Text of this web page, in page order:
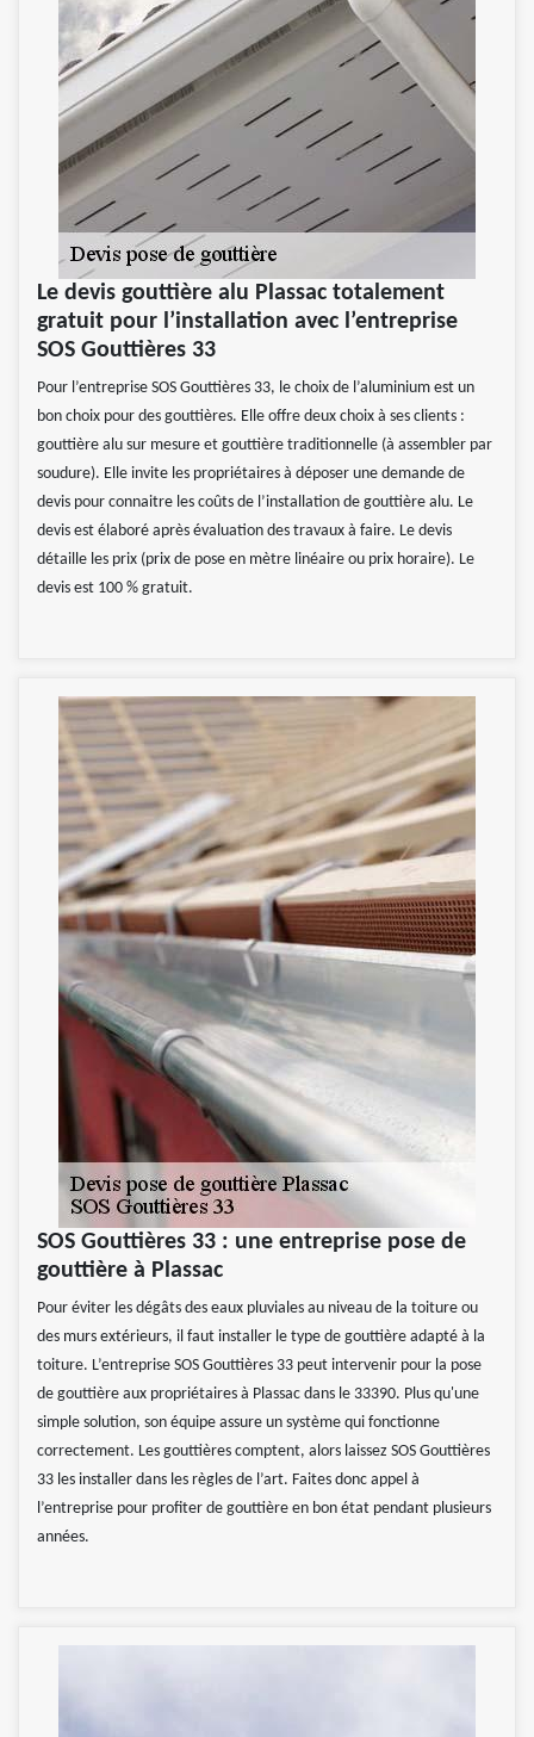
Le devis gouttière alu Plassac totalement
gratuit pour l’installation avec l’entreprise
SOS Gouttières 33
Pour l’entreprise SOS Gouttières 33, le choix de l’aluminium est un
bon choix pour des gouttières. Elle offre deux choix à ses clients :
gouttière alu sur mesure et gouttière traditionnelle (à assembler par
soudure). Elle invite les propriétaires à déposer une demande de
devis pour connaitre les coûts de l’installation de gouttière alu. Le
devis est élaboré après évaluation des travaux à faire. Le devis
détaille les prix (prix de pose en mètre linéaire ou prix horaire). Le
devis est 100 % gratuit.
SOS Gouttières 33 : une entreprise pose de
gouttière à Plassac
Pour éviter les dégâts des eaux pluviales au niveau de la toiture ou
des murs extérieurs, il faut installer le type de gouttière adapté à la
toiture. L’entreprise SOS Gouttières 33 peut intervenir pour la pose
de gouttière aux propriétaires à Plassac dans le 33390. Plus qu'une
simple solution, son équipe assure un système qui fonctionne
correctement. Les gouttières comptent, alors laissez SOS Gouttières
33 les installer dans les règles de l’art. Faites donc appel à
l’entreprise pour profiter de gouttière en bon état pendant plusieurs
années.